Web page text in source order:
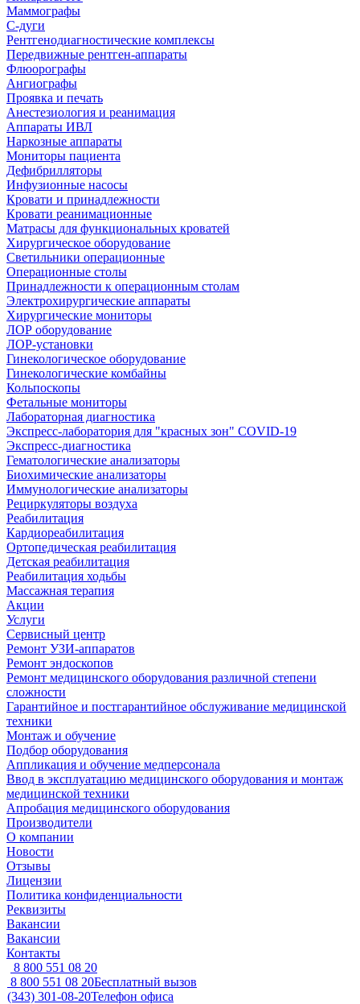
Маммографы
С-дуги
Рентгенодиагностические комплексы
Передвижные рентген-аппараты
Флюорографы
Ангиографы
Проявка и печать
Анестезиология и реанимация
Аппараты ИВЛ
Наркозные аппараты
Мониторы пациента
Дефибрилляторы
Инфузионные насосы
Кровати и принадлежности
Кровати реанимационные
Матрасы для функциональных кроватей
Хирургическое оборудование
Светильники операционные
Операционные столы
Принадлежности к операционным столам
Электрохирургические аппараты
Хирургические мониторы
ЛОР оборудование
ЛОР-установки
Гинекологическое оборудование
Гинекологические комбайны
Кольпоскопы
Фетальные мониторы
Лабораторная диагностика
Экспресс-лаборатория для "красных зон" COVID-19
Экспресс-диагностика
Гематологические анализаторы
Биохимические анализаторы
Иммунологические анализаторы
Рециркуляторы воздуха
Реабилитация
Кардиореабилитация
Ортопедическая реабилитация
Детская реабилитация
Реабилитация ходьбы
Массажная терапия
Акции
Услуги
Сервисный центр
Ремонт УЗИ-аппаратов
Ремонт эндоскопов
Ремонт медицинского оборудования различной степени
сложности
Гарантийное и постгарантийное обслуживание медицинской
техники
Монтаж и обучение
Подбор оборудования
Аппликация и обучение медперсонала
Ввод в эксплуатацию медицинского оборудования и монтаж
медицинской техники
Апробация медицинского оборудования
Производители
О компании
Новости
Отзывы
Лицензии
Политика конфиденциальности
Реквизиты
Вакансии
Вакансии
Контакты
8 800 551 08 20
8 800 551 08 20Бесплатный вызов
(343) 301-08-20Телефон офиса